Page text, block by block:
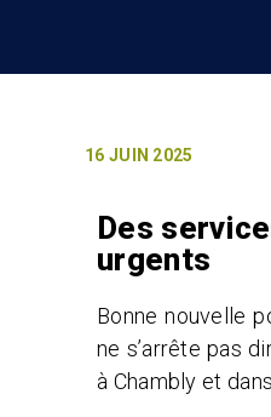
16 JUIN 2025
Des
urgents
Bonne nouvelle
ne s’arrête pas
à Chambly et